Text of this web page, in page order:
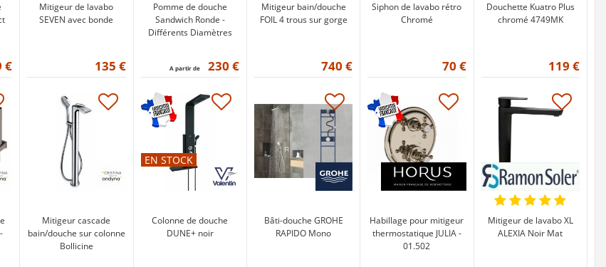
€
Mitigeur de lavabo
SEVEN avec bonde
135 €
Pomme de douche
Sandwich Ronde -
Différents Diamètres
A partir de 230 €
Mitigeur bain/douche
FOIL 4 trous sur gorge
740 €
Siphon de lavabo rétro
Chromé
70 €
Douchette Kuatro Plus
chromé 4749MK
119 €
Mitigeur cascade
bain/douche sur colonne
Bollicine
EN STOCK
Colonne de douche
DUNE+ noir
Bâti-douche GROHE
RAPIDO Mono
Habillage pour mitigeur
thermostatique JULIA -
01.502
Mitigeur de lavabo XL
ALEXIA Noir Mat